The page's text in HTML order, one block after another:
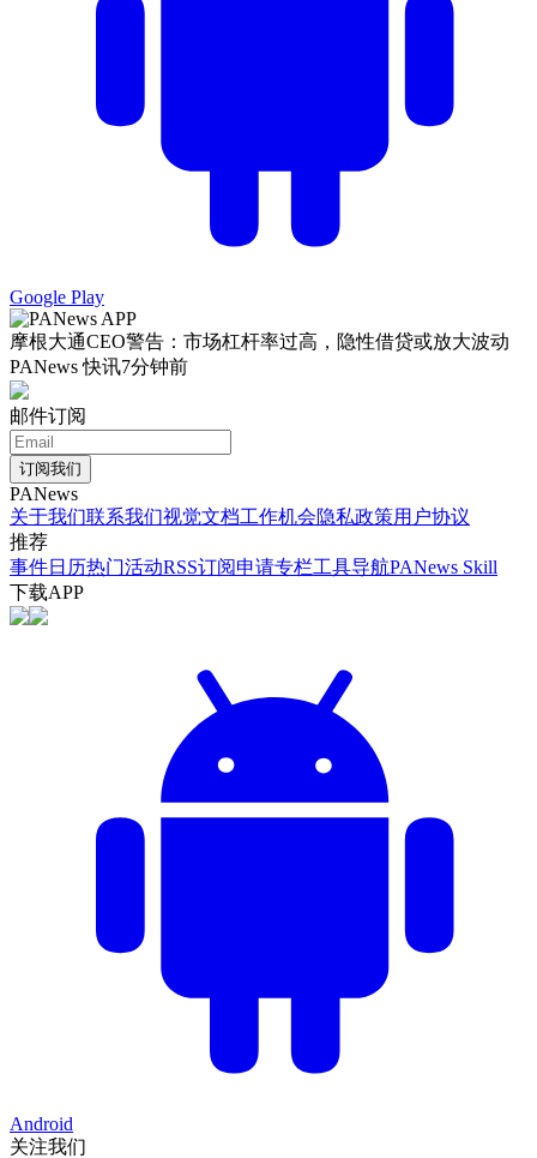
Google Play
摩根大通CEO警告：市场杠杆率过高，隐性借贷或放大波动
PANews 快讯7分钟前
邮件订阅
订阅我们
PANews
关于我们联系我们视觉文档工作机会隐私政策用户协议
推荐
事件日历热门活动RSS订阅申请专栏工具导航PANews Skill
下载APP
Android
关注我们